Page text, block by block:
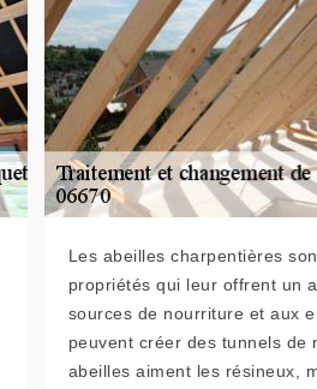
Les abeilles charpentières
propriétés qui leur offrent un
sources de nourriture et aux
peuvent créer des tunnels de
abeilles aiment les résineux,